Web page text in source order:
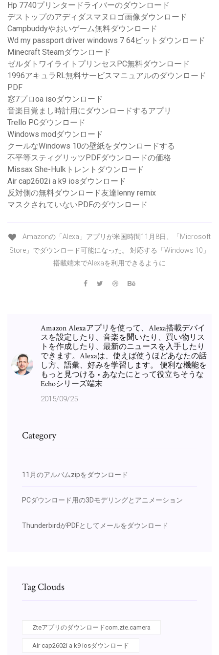
Hp 7740プリンタードライバーのダウンロード
デストップのアディダスマヌロゴ画像ダウンロード
Campbuddyやおいゲーム無料ダウンロード
Wd my passport driver windows 7 64ビットダウンロード
Minecraft Steamダウンロード
ゼルダトワイライトプリンセスPC無料ダウンロード
1996アキュラRL無料サービスマニュアルのダウンロード
PDF
窓7プロoa isoダウンロード
音楽目覚まし時計用にダウンロードするアプリ
Trello PCダウンロード
Windows modダウンロード
クールなWindows 10の壁紙をダウンロードする
不平等スティグリッツPDFダウンロードの価格
Missax She-Hulkトレントダウンロード
Air cap2602i a k9 iosダウンロード
反対側の無料ダウンロード友達lenny remix
マスクされていないPDFのダウンロード
Amazonの「Alexa」アプリが米国時間11月8日、「Microsoft
Store」でダウンロード可能になった。 対応する「Windows 10」
搭載端末でAlexaを利用できるように
Amazon Alexaアプリを使って、Alexa搭載デバイ
スを設定したり、音楽を聞いたり、買い物リス
トを作成したり、最新のニュースを入手したり
できます。Alexaは、使えば使うほどあなたの話
し方、語彙、好みを学習します。 便利な機能を
もっと見つける • あなたにとって役立ちそうな
Echoシリーズ端末
2015/09/25
Category
11月のアルバムzipをダウンロード
PCダウンロード用の3Dモデリングとアニメーション
ThunderbirdがPDFとしてメールをダウンロード
Tag Clouds
Zteアプリのダウンロードcom.zte.camera
Air cap2602i a k9 iosダウンロード